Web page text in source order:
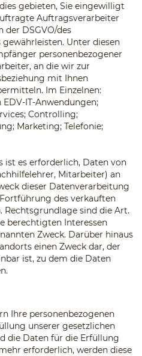
gebieten, Sie eingewilligt
Auftragsverarbeiter
DSGVO/des
Unter diesen
personenbezogener
an die wir zur
mit Ihnen
Im Einzelnen:
IT-Anwendungen;
Controlling;
Marketing; Telefonie;
ist es erforderlich, Daten von
Mitarbeiter) an
dieser Datenverarbeitung
des verkauften
Rechtsgrundlage sind die Art.
berechtigten Interessen
Zweck. Darüber hinaus
einen Zweck dar, der
ist, zu dem die Daten
Ihre personenbezogenen
unserer gesetzlichen
die Daten für die Erfüllung
erforderlich, werden diese